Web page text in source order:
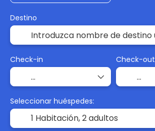
Destino
Check-in Check-out
Seleccionar huéspedes:
1 Habitación,2 adultos